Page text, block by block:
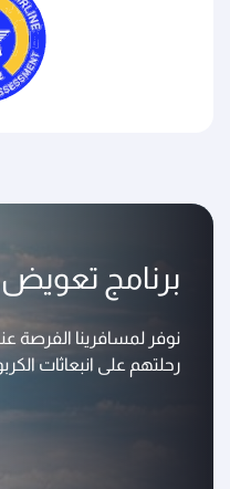
برنامج تعويض
نوفر لمسافرينا الفرصة
رحلتهم على انبعاثات